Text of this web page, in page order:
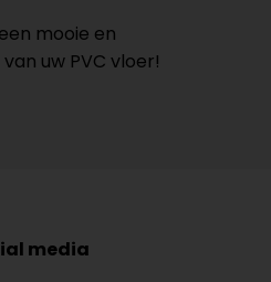
mooie en
uw PVC vloer!
media